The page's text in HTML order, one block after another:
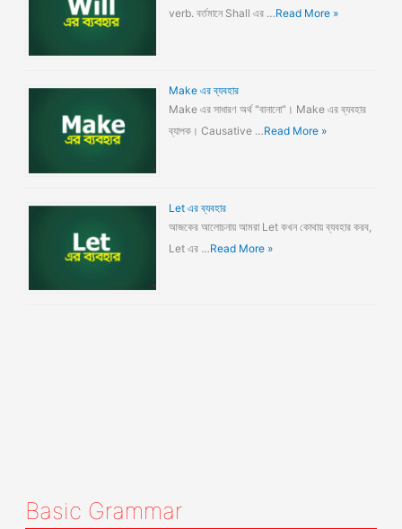
verb. বর্তমানে Shall এর …Read More »
Make এর ব্যবহার
Make এর সাধারণ অর্থ "বানানো"। Make এর ব্যবহার
ব্যাপক। Causative …Read More »
Let এর ব্যবহার
আজকের আলোচনায় আমরা Let কখন কোথায় ব্যবহার করব,
Let এর …Read More »
Basic Grammar